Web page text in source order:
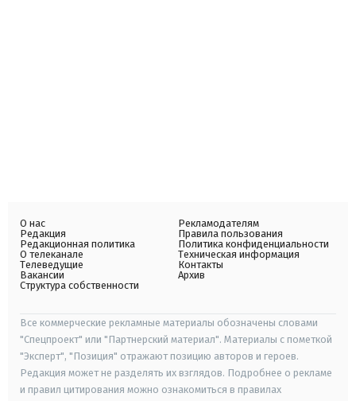
О нас
Редакция
Редакционная политика
О телеканале
Телеведущие
Вакансии
Структура собственности
Рекламодателям
Правила пользования
Политика конфиденциальности
Техническая информация
Контакты
Архив
Все коммерческие рекламные материалы обозначены словами
"Спецпроект" или "Партнерский материал". Материалы с пометкой
"Эксперт", "Позиция" отражают позицию авторов и героев.
Редакция может не разделять их взглядов. Подробнее о рекламе
и правил цитирования можно ознакомиться в правилах